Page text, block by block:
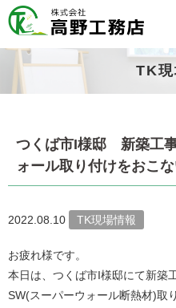
TK現
つくば市I様邸 新築工
ォール取り付けをおこ
2022.08.10 TK現場情報
お疲れ様です。
本日は、つくば市I様邸にて新築
SW(スーパーウォール断熱材)取